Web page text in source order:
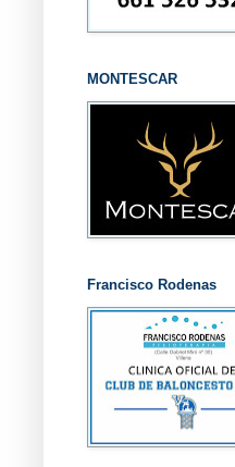
MONTESCAR
Francisco Rodenas